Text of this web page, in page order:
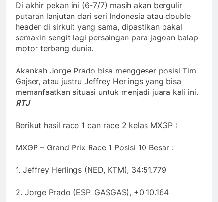
Di akhir pekan ini (6-7/7) masih akan bergulir
putaran lanjutan dari seri Indonesia atau double
header di sirkuit yang sama, dipastikan bakal
semakin sengit lagi persaingan para jagoan balap
motor terbang dunia.
Akankah Jorge Prado bisa menggeser posisi Tim
Gajser, atau justru Jeffrey Herlings yang bisa
memanfaatkan situasi untuk menjadi juara kali ini.
RTJ
Berikut hasil race 1 dan race 2 kelas MXGP :
MXGP – Grand Prix Race 1 Posisi 10 Besar :
1. Jeffrey Herlings (NED, KTM), 34:51.779
2. Jorge Prado (ESP, GASGAS), +0:10.164